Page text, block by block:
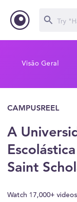
Visão Geral
CAMPUSREEL
A
Saint
Watch 17,000+